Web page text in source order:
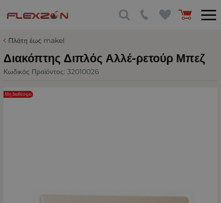
Πλάτη έως makel
Διακόπτης Διπλός Αλλέ-ρετούρ Μπεζ
Κωδικός Προϊόντος: 32010026
Μη διαθέσιμο